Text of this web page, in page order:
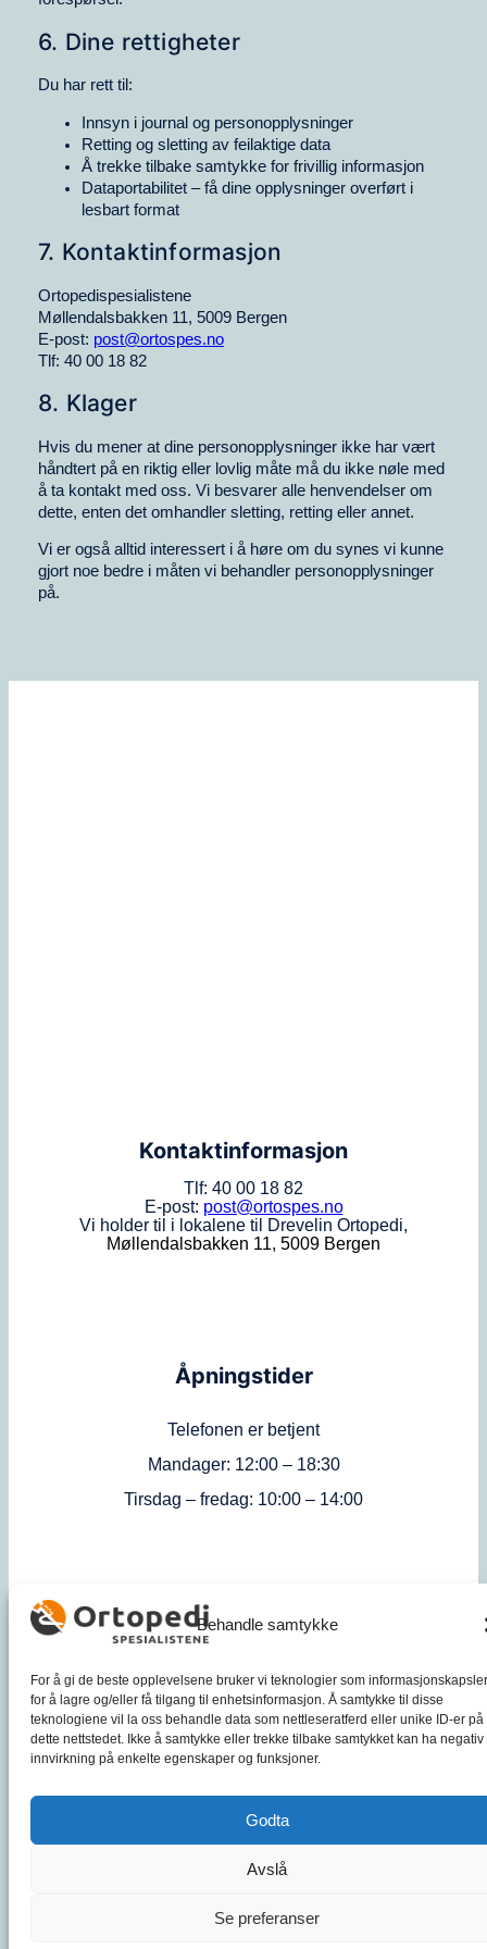
Behandle samtykke
For å gi de beste opplevelsene bruker vi teknologier som informasjonskapsler
for å lagre og/eller få tilgang til enhetsinformasjon. Å samtykke til disse
teknologiene vil la oss behandle data som nettleseratferd eller unike ID-er på
dette nettstedet. Ikke å samtykke eller trekke tilbake samtykket kan ha negativ
innvirkning på enkelte egenskaper og funksjoner.
Godta
Avslå
Se preferanser
6. Dine rettigheter
Du har rett til:
Innsyn i journal og personopplysninger
Retting og sletting av feilaktige data
Å trekke tilbake samtykke for frivillig informasjon
Dataportabilitet – få dine opplysninger overført i
lesbart format
7. Kontaktinformasjon
Ortopedispesialistene
Møllendalsbakken 11, 5009 Bergen
E-post: post@ortospes.no
Tlf: 40 00 18 82
8. Klager
Hvis du mener at dine personopplysninger ikke har vært
håndtert på en riktig eller lovlig måte må du ikke nøle med
å ta kontakt med oss. Vi besvarer alle henvendelser om
dette, enten det omhandler sletting, retting eller annet.
Vi er også alltid interessert i å høre om du synes vi kunne
gjort noe bedre i måten vi behandler personopplysninger
på.
Kontaktinformasjon
Tlf: 40 00 18 82
E-post: post@ortospes.no
Vi holder til i lokalene til Drevelin Ortopedi,
Møllendalsbakken 11, 5009 Bergen
Åpningstider
Telefonen er betjent
Mandager: 12:00 – 18:30
Tirsdag – fredag: 10:00 – 14:00